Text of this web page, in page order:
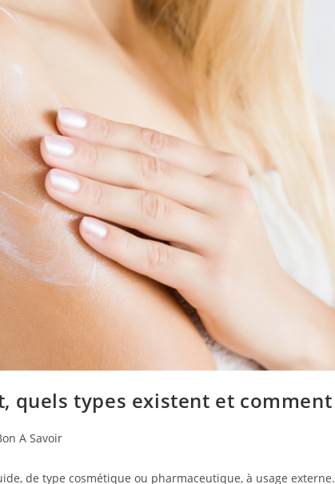
quels types existent et
A Savoir
de type cosmétique ou pharmaceutique, à usage